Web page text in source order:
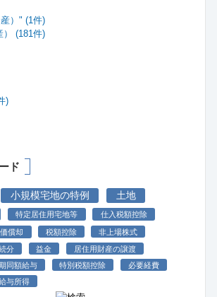
）" (1件)
） (181件)
)
ド
小規模宅地の特例 土地
特定居住用宅地等 仕入税額控除
償却 税額控除
非上場株式
分 益金
居住用財産の譲渡
同額給与 特別税額控除
必要経費
与所得